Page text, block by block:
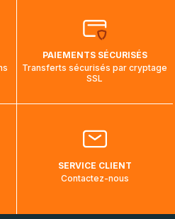
PAIEMENTS SÉCURISÉS
Transferts sécurisés par cryptage
SSL
SERVICE CLIENT
Contactez-nous